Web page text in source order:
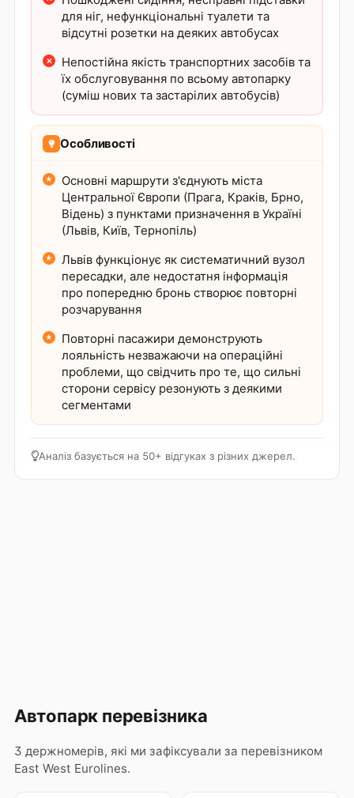
для ніг, нефункціональні туалети та
відсутні розетки на деяких автобусах
Непостійна якість транспортних засобів та
їх обслуговування по всьому автопарку
(суміш нових та застарілих автобусів)
Особливості
Основні маршрути з'єднують міста
Центральної Європи (Прага, Краків, Брно,
Відень) з пунктами призначення в Україні
(Львів, Київ, Тернопіль)
Львів функціонує як систематичний вузол
пересадки, але недостатня інформація
про попередню бронь створює повторні
розчарування
Повторні пасажири демонструють
лояльність незважаючи на операційні
проблеми, що свідчить про те, що сильні
сторони сервісу резонують з деякими
сегментами
Аналіз базується на 50+ відгуках з різних джерел.
Автопарк перевізника
3 держномерів, які ми зафіксували за перевізником
East West Eurolines.